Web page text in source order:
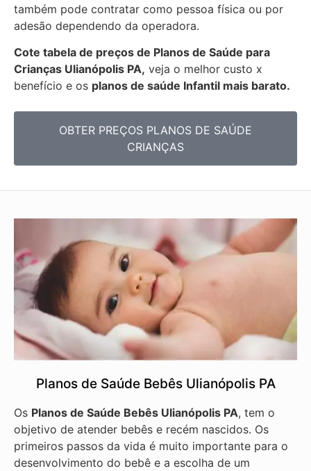
também pode contratar como pessoa física ou por
adesão dependendo da operadora.
Cote tabela de preços de Planos de Saúde para
Crianças Ulianópolis PA, veja o melhor custo x
benefício e os planos de saúde Infantil mais barato.
OBTER PREÇOS PLANOS DE SAÚDE
CRIANÇAS
Planos de Saúde Bebês Ulianópolis PA
Os Planos de Saúde Bebês Ulianópolis PA, tem o
objetivo de atender bebês e recém nascidos. Os
primeiros passos da vida é muito importante para o
desenvolvimento do bebê e a escolha de um